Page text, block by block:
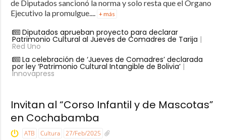
de Diputados sancionó la norma y solo resta que el Órgano
Ejecutivo la promulgue.... + más
Diputados aprueban proyecto para declarar
Patrimonio Cultural al Jueves de Comadres de Tarija |
Red Uno
La celebración de ‘Jueves de Comadres’ declarada
por ley ‘Patrimonio Cultural Intangible de Bolivia’|
Innovapress
Invitan al “Corso Infantil y de Mascotas”
en Cochabamba
ATB Cultura 27/Feb/2025